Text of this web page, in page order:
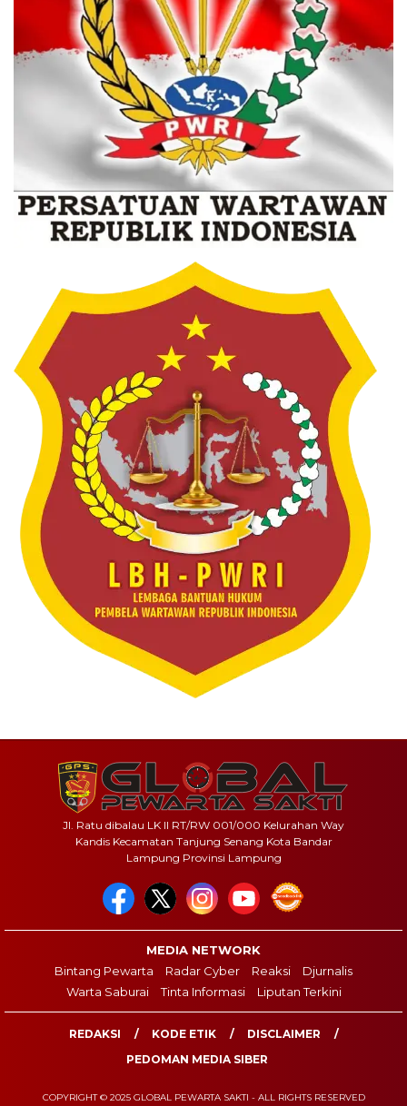
Jl. Ratu dibalau LK II RT/RW 001/000 Kelurahan Way
Kandis Kecamatan Tanjung Senang Kota Bandar
Lampung Provinsi Lampung
MEDIA NETWORK
Bintang Pewarta
Radar Cyber Reaksi
Djurnalis
Warta Saburai
Tinta Informasi Liputan Terkini
REDAKSI KODE ETIK
DISCLAIMER
PEDOMAN MEDIA SIBER
COPYRIGHT © 2025 GLOBAL PEWARTA SAKTI - ALL RIGHTS RESERVED